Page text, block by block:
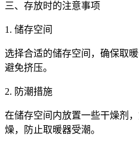
三、存放时的注意事项
1. 储存空间
选择合适的储存空间，确保取
避免挤压。
2. 防潮措施
在储存空间内放置一些干燥剂
燥，防止取暖器受潮。